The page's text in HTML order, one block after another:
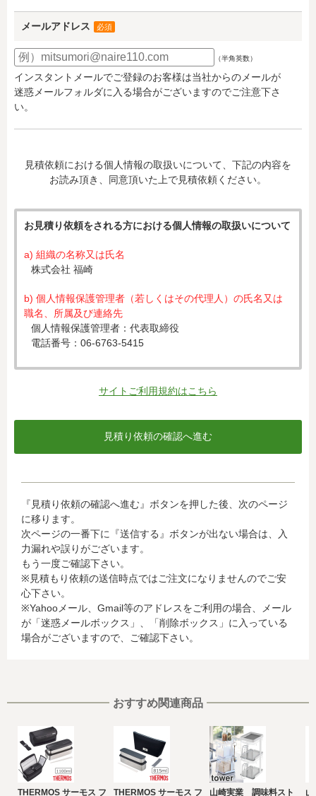
メールアドレス 必須
（半角英数）
インスタントメールでご登録のお客様は当社からのメールが
迷惑メールフォルダに入る場合がございますのでご注意下さ
い。
見積依頼における個人情報の取扱いについて、下記の内容を
お読み頂き、同意頂いた上で見積依頼ください。
お見積り依頼をされる方における個人情報の取扱いについて
a) 組織の名称又は氏名
株式会社 福崎
b) 個人情報保護管理者（若しくはその代理人）の氏名又は
職名、所属及び連絡先
個人情報保護管理者：代表取締役
電話番号：06-6763-5415
c) 個人情報の利用目的
入力された個人情報は、お見積り依頼への対応のために利
d) 個人情報の第三者提供について
当社がお客様から収集した以下の個人情報等は、カード発
行会社が行う不正利用検知・防止のために、お客様が利用
されているカード発行会社へ提供させていただきます。(氏
名、電話番号、email アドレス、インターネット利用環境
に関する情報等)
お客様が利用されているカード発行会社が外国にある場
合、これらの情報は当該発行会社が所属する国に移転され
る場合があります。当社では、お客様から収集した情報か
らは、ご利用のカード発行会社及び当該会社が所在する国
を特定することができないため、以下の個人情報保護措置
・発行会社の個人情報保護の措置
なお、個人情報保護委員会のホームページ
(https://www.ppc.go.jp/)では、各国における個人情報保護
制度に関する情報について掲載されています。
お客様が未成年の場合、親権者または後見人の承諾を得た
上で、本サービスを利用するものとします。
サイトご利用規約はこちら
『見積り依頼の確認へ進む』ボタンを押した後、次のページ
に移ります。
次ページの一番下に『送信する』ボタンが出ない場合は、入
力漏れや誤りがございます。
もう一度ご確認下さい。
※見積もり依頼の送信時点ではご注文になりませんのでご安
心下さい。
※Yahooメール、Gmail等のアドレスをご利用の場合、メール
が「迷惑メールボックス」、「削除ボックス」に入っている
場合がございますので、ご確認下さい。
おすすめ関連商品
THERMOS サーモス フ THERMOS サーモス フ 山崎実業 調味料スト